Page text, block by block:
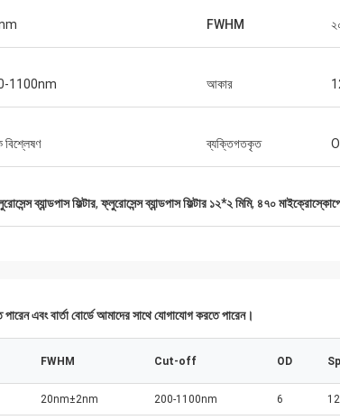
FWHM
1100nm আকার
বিশ্লেষণ ব্যক্তিগতকৃত
ব্যান্ডপাস ফিল্টার,ফ্লুরোসেন্স ব্যান্ডপাস ফিল্টার ১২*২ মিমি, ৪৭০ মাইক্রোস্কোপে
এবং বার্তা বোর্ডে আমাদের সাথে যোগাযোগ করতে পারেন।
FWHM Cut-off OD
20nm±2nm 200-1100nm 6